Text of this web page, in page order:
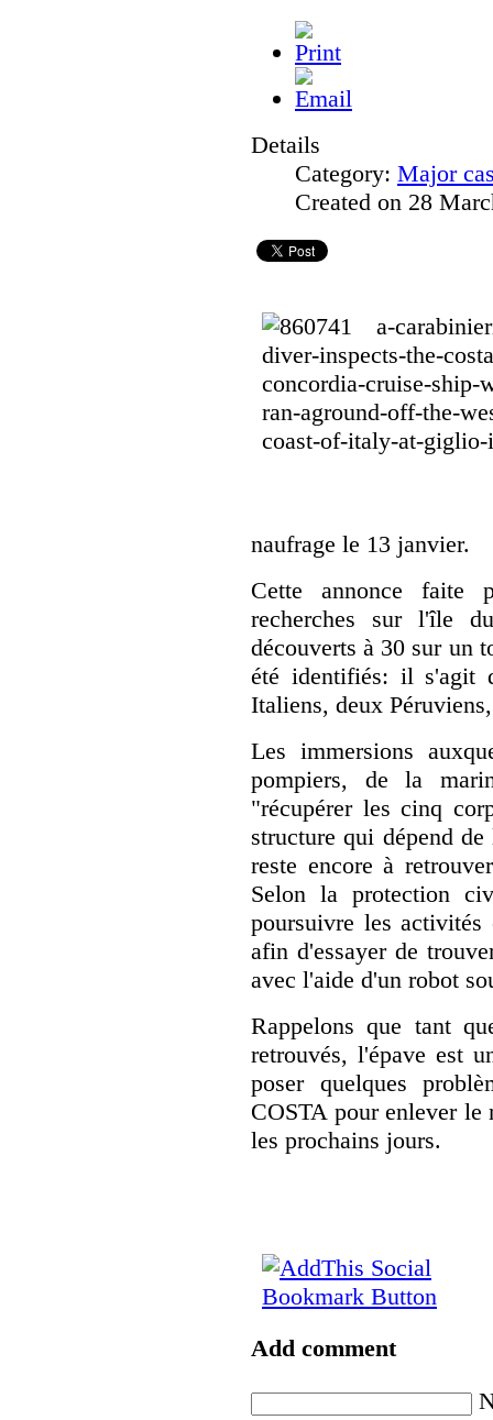
Details
Category: Major
Created on 28
naufrage le 13 janvier.
Cette annonce faite
recherches sur l'île
découverts à 30 sur un
été identifiés: il s'agit
Italiens, deux
Les immersions
pompiers, de la
"récupérer les cinq
structure qui dépend
reste encore à
Selon la protection
poursuivre les activités
afin d'essayer de
avec l'aide d'un robot
Rappelons que tant
retrouvés, l'épave est
poser quelques
COSTA pour enlever le
les prochains jours.
Add comment